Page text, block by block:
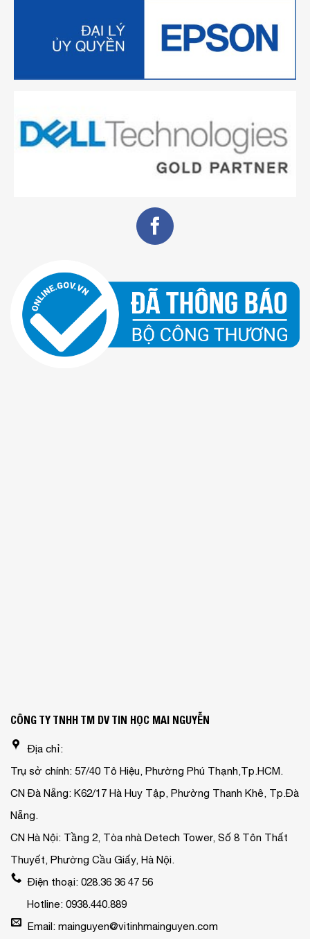
CÔNG TY TNHH TM DV TIN HỌC MAI NGUYỄN
Địa chỉ:
Trụ sở chính: 57/40 Tô Hiệu, Phường Phú Thạnh,Tp.HCM.
CN Đà Nẵng: K62/17 Hà Huy Tập, Phường Thanh Khê, Tp.Đà
Nẵng.
CN Hà Nội: Tầng 2, Tòa nhà Detech Tower, Số 8 Tôn Thất
Thuyết, Phường Cầu Giấy, Hà Nội.
Điện thoại: 028.36 36 47 56
Hotline: 0938.440.889
Email: mainguyen@vitinhmainguyen.com